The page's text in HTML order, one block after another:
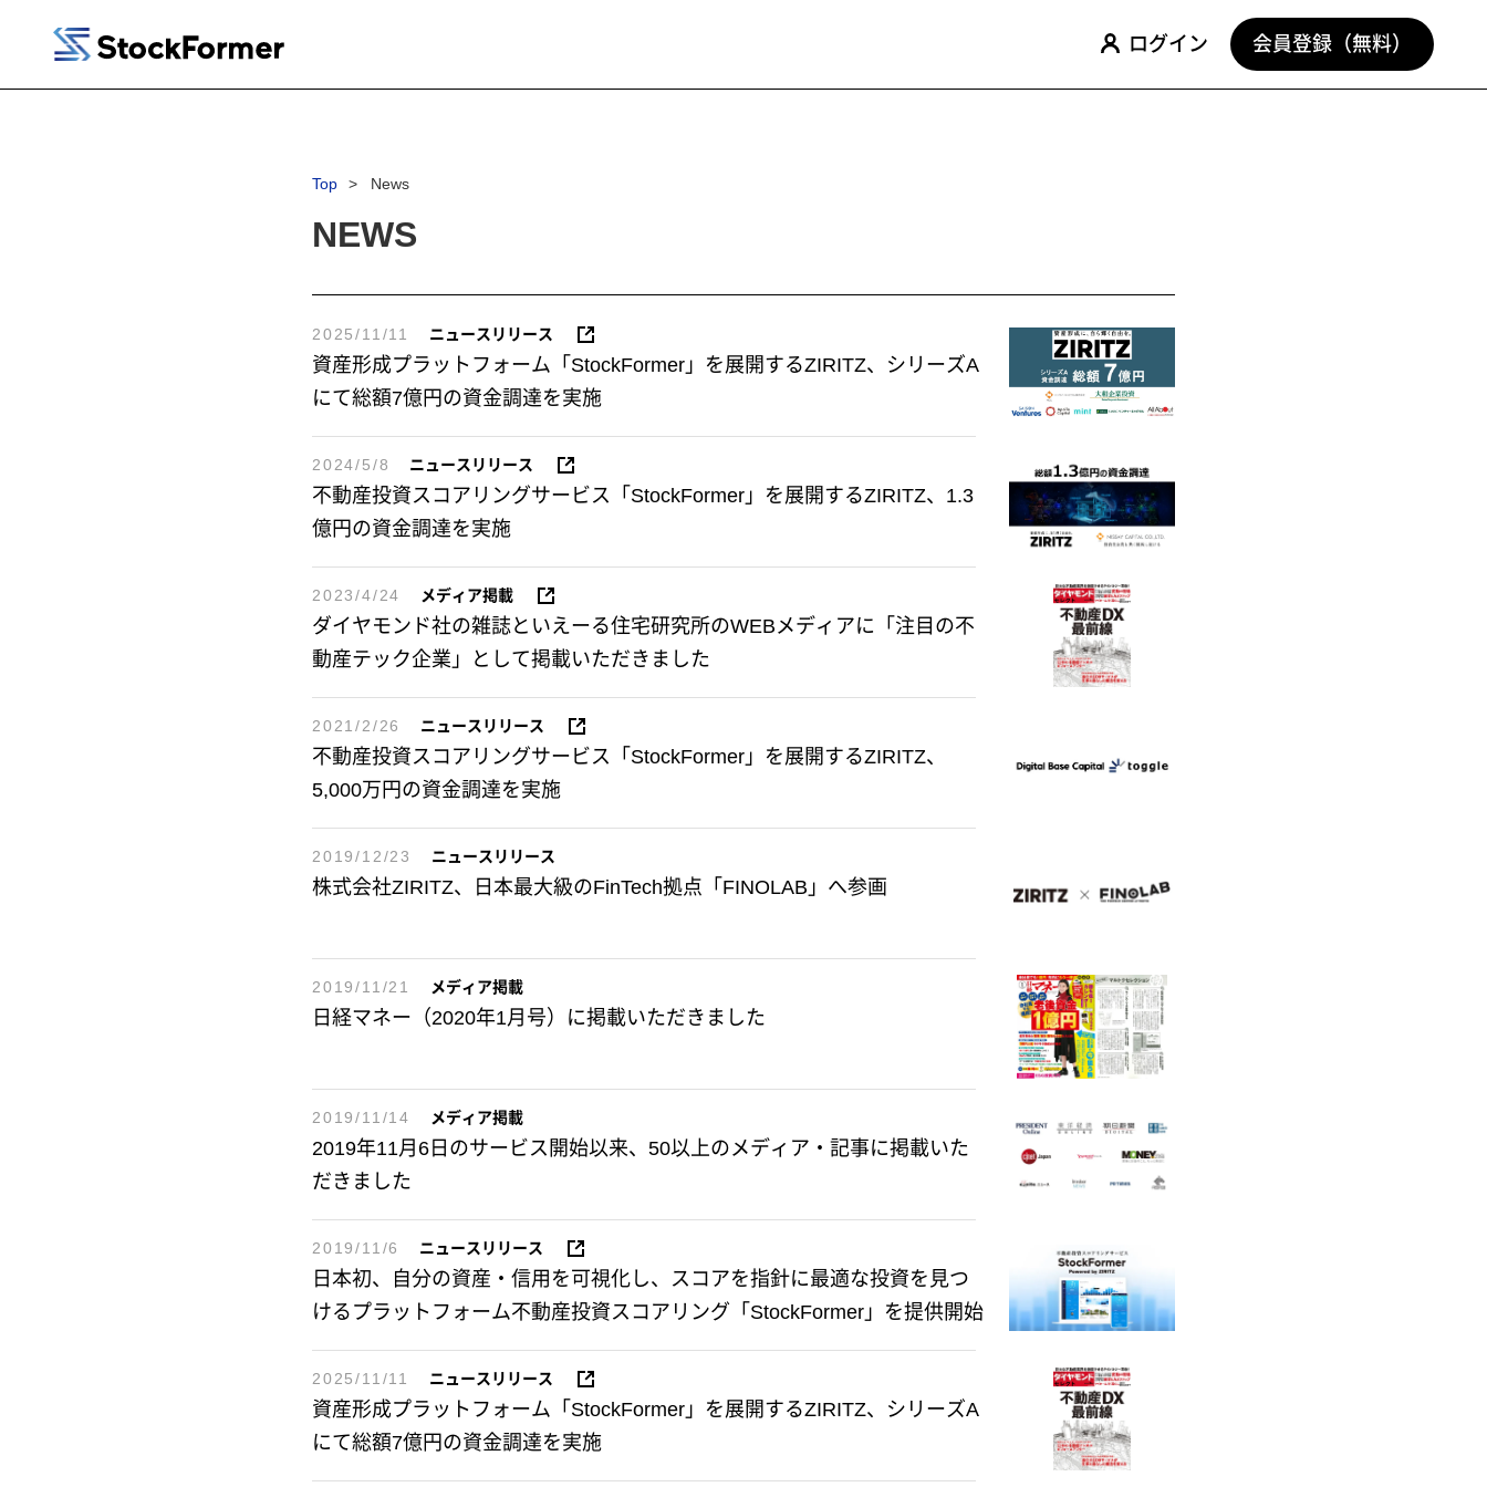
ログイン 会員登録（無料）
Top News
NEWS
2025/11/11 ニュースリリース
資産形成プラットフォーム「StockFormer」を展開するZIRITZ、シリーズA
にて総額7億円の資金調達を実施
2024/5/8 ニュースリリース
不動産投資スコアリングサービス「StockFormer」を展開するZIRITZ、1.3
億円の資金調達を実施
2023/4/24 メディア掲載
ダイヤモンド社の雑誌といえーる住宅研究所のWEBメディアに「注目の不
動産テック企業」として掲載いただきました
2021/2/26 ニュースリリース
不動産投資スコアリングサービス「StockFormer」を展開するZIRITZ、
5,000万円の資金調達を実施
2019/12/23 ニュースリリース
株式会社ZIRITZ、日本最大級のFinTech拠点「FINOLAB」へ参画
2019/11/21 メディア掲載
日経マネー（2020年1月号）に掲載いただきました
2019/11/14 メディア掲載
2019年11月6日のサービス開始以来、50以上のメディア・記事に掲載いた
だきました
2019/11/6 ニュースリリース
日本初、自分の資産・信用を可視化し、スコアを指針に最適な投資を見つ
けるプラットフォーム不動産投資スコアリング「StockFormer」を提供開始
2025/11/11 ニュースリリース
資産形成プラットフォーム「StockFormer」を展開するZIRITZ、シリーズA
にて総額7億円の資金調達を実施